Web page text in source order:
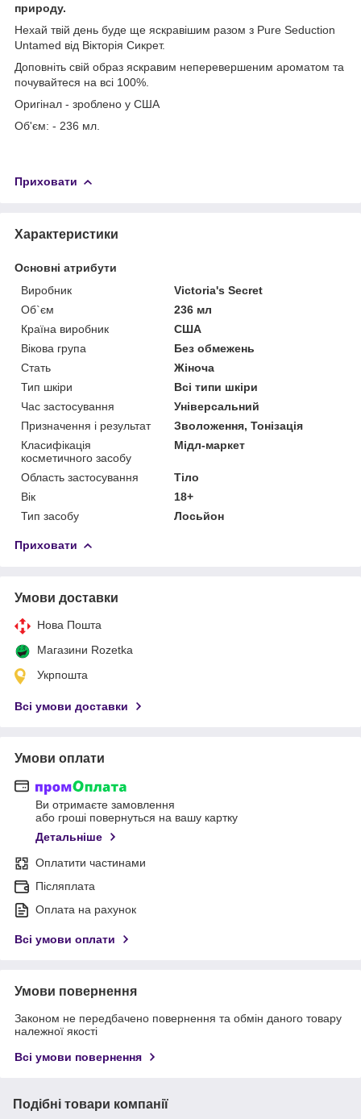
природу.
Нехай твій день буде ще яскравішим разом з Pure Seduction
Untamed від Вікторія Сикрет.
Доповніть свій образ яскравим неперевершеним ароматом та
почувайтеся на всі 100%.
Оригінал - зроблено у США
Об'єм: - 236 мл.
Приховати
Характеристики
Основні атрибути
Виробник
Victoria's Secret
Об`єм
236 мл
Країна виробник
США
Вікова група
Без обмежень
Стать
Жіноча
Тип шкіри
Всі типи шкіри
Час застосування
Універсальний
Призначення і результат
Зволоження, Тонізація
Класифікація
косметичного засобу
Мідл-маркет
Область застосування
Тіло
Вік
18+
Тип засобу
Лосьйон
Приховати
Умови доставки
Нова Пошта
Магазини Rozetka
Укрпошта
Всі умови доставки
Умови оплати
Ви отримаєте замовлення
або гроші повернуться на вашу картку
Детальніше
Оплатити частинами
Післяплата
Оплата на рахунок
Всі умови оплати
Умови повернення
Законом не передбачено повернення та обмін даного товару
належної якості
Всі умови повернення
Подібні товари компанії